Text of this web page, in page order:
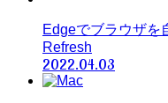
Edgeでブラウザを
Refresh
2022.04.03